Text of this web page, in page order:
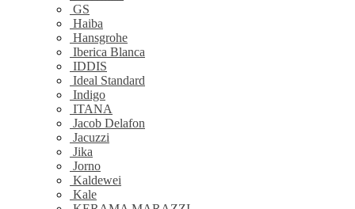
GS
Haiba
Hansgrohe
Iberica Blanca
IDDIS
Ideal Standard
Indigo
ITANA
Jacob Delafon
Jacuzzi
Jika
Jorno
Kaldewei
Kale